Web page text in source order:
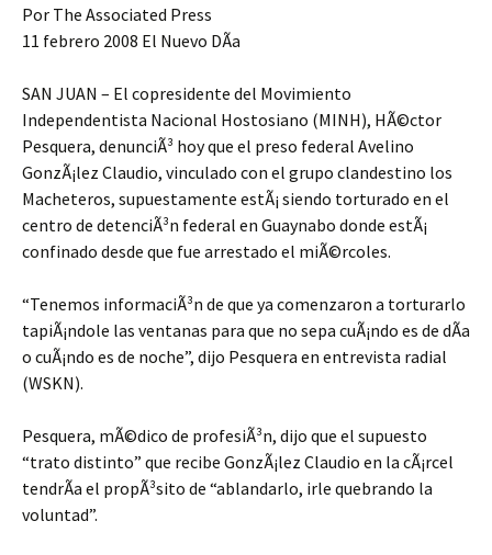
Por The Associated Press
11 febrero 2008 El Nuevo DÃ­a
SAN JUAN – El copresidente del Movimiento
Independentista Nacional Hostosiano (MINH), HÃ©ctor
Pesquera, denunciÃ³ hoy que el preso federal Avelino
GonzÃ¡lez Claudio, vinculado con el grupo clandestino los
Macheteros, supuestamente estÃ¡ siendo torturado en el
centro de detenciÃ³n federal en Guaynabo donde estÃ¡
confinado desde que fue arrestado el miÃ©rcoles.
“Tenemos informaciÃ³n de que ya comenzaron a torturarlo
tapiÃ¡ndole las ventanas para que no sepa cuÃ¡ndo es de dÃ­a
o cuÃ¡ndo es de noche”, dijo Pesquera en entrevista radial
(WSKN).
Pesquera, mÃ©dico de profesiÃ³n, dijo que el supuesto
“trato distinto” que recibe GonzÃ¡lez Claudio en la cÃ¡rcel
tendrÃ­a el propÃ³sito de “ablandarlo, irle quebrando la
voluntad”.